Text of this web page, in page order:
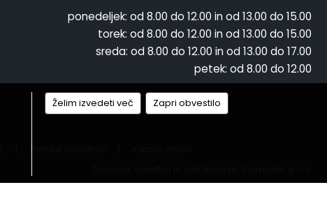
ponedeljek: od 8.00 do 12.00 in od 13.00 do 15.00
torek: od 8.00 do 12.00 in od 13.00 do 15.00
sreda: od 8.00 do 12.00 in od 13.00 do 17.00
petek: od 8.00 do 12.00
Želim izvedeti več Zapri obvestilo